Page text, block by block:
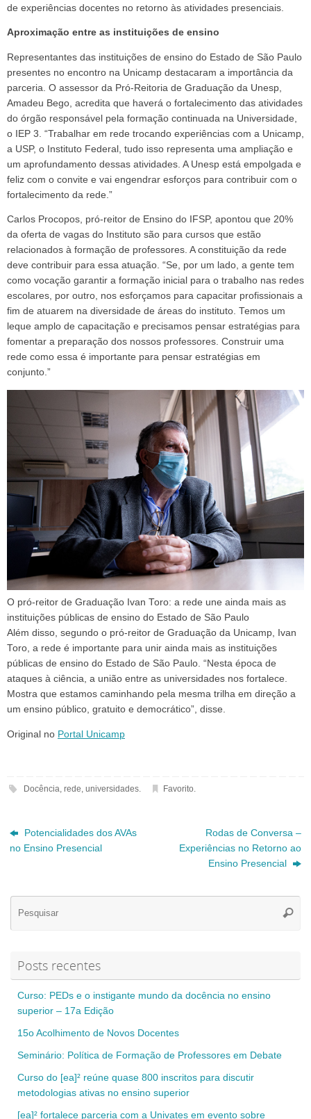
de experiências docentes no retorno às atividades presenciais.
Aproximação entre as instituições de ensino
Representantes das instituições de ensino do Estado de São Paulo
presentes no encontro na Unicamp destacaram a importância da
parceria. O assessor da Pró-Reitoria de Graduação da Unesp,
Amadeu Bego, acredita que haverá o fortalecimento das atividades
do órgão responsável pela formação continuada na Universidade,
o IEP 3. “Trabalhar em rede trocando experiências com a Unicamp,
a USP, o Instituto Federal, tudo isso representa uma ampliação e
um aprofundamento dessas atividades. A Unesp está empolgada e
feliz com o convite e vai engendrar esforços para contribuir com o
fortalecimento da rede.”
Carlos Procopos, pró-reitor de Ensino do IFSP, apontou que 20%
da oferta de vagas do Instituto são para cursos que estão
relacionados à formação de professores. A constituição da rede
deve contribuir para essa atuação. “Se, por um lado, a gente tem
como vocação garantir a formação inicial para o trabalho nas redes
escolares, por outro, nos esforçamos para capacitar profissionais a
fim de atuarem na diversidade de áreas do instituto. Temos um
leque amplo de capacitação e precisamos pensar estratégias para
fomentar a preparação dos nossos professores. Construir uma
rede como essa é importante para pensar estratégias em
conjunto.”
O pró-reitor de Graduação Ivan Toro: a rede une ainda mais as
instituições públicas de ensino do Estado de São Paulo
Além disso, segundo o pró-reitor de Graduação da Unicamp, Ivan
Toro, a rede é importante para unir ainda mais as instituições
públicas de ensino do Estado de São Paulo. “Nesta época de
ataques à ciência, a união entre as universidades nos fortalece.
Mostra que estamos caminhando pela mesma trilha em direção a
um ensino público, gratuito e democrático”, disse.
Original no Portal Unicamp
Docência rede universidades. Favorito
Potencialidades dos AVAs
no Ensino Presencial
Rodas de Conversa –
Experiências no Retorno ao
Ensino Presencial
Posts recentes
Curso: PEDs e o instigante mundo da docência no ensino
superior – 17a Edição
15o Acolhimento de Novos Docentes
Seminário: Política de Formação de Professores em Debate
Curso do [ea]² reúne quase 800 inscritos para discutir
metodologias ativas no ensino superior
[ea]² fortalece parceria com a Univates em evento sobre